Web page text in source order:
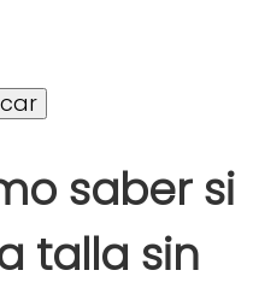
saber si
talla sin